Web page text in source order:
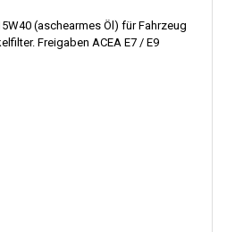
(aschearmes Öl) für Fahrzeug
Freigaben ACEA E7 / E9